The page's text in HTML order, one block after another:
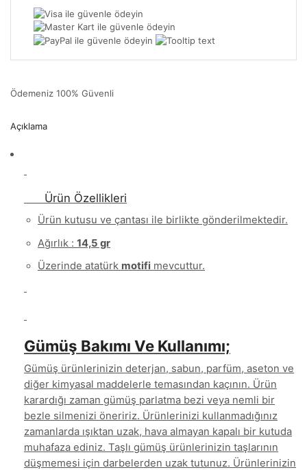
Ödemeniz 100% Güvenli
Açıklama
Ürün Özellikleri
Ürün kutusu ve çantası ile birlikte gönderilmektedir.
Ağırlık : 14,5 gr
Üzerinde atatürk motifi mevcuttur.
Gümüş Bakımı Ve Kullanımı;
Gümüş ürünlerinizin deterjan, sabun, parfüm, aseton ve
diğer kimyasal maddelerle temasından kaçının. Ürün
karardığı zaman gümüş parlatma bezi veya nemli bir
bezle silmenizi öneririz. Ürünlerinizi kullanmadığınız
zamanlarda ışıktan uzak, hava almayan kapalı bir kutuda
muhafaza ediniz. Taşlı gümüş ürünlerinizin taşlarının
düşmemesi için darbelerden uzak tutunuz. Ürünlerinizin